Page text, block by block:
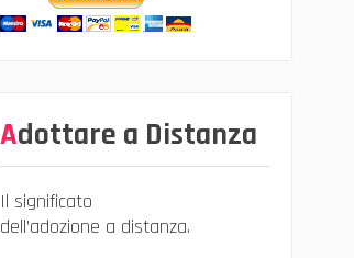
Adottare a Distanza
Il significato
dell’adozione a distanza.